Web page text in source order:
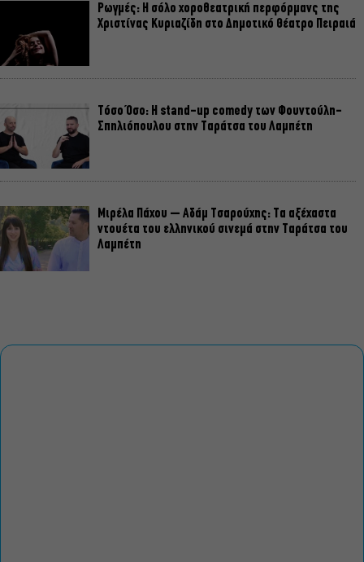
Ρωγμές: Η σόλο χοροθεατρική περφόρμανς της
Χριστίνας Κυριαζίδη στο Δημοτικό Θέατρο Πειραιά
Τόσο Όσο: Η stand-up comedy των Φουντούλη-
Σπηλιόπουλου στην Ταράτσα του Λαμπέτη
Μιρέλα Πάχου – Αδάμ Τσαρούχης: Τα αξέχαστα
ντουέτα του ελληνικού σινεμά στην Ταράτσα του
Λαμπέτη